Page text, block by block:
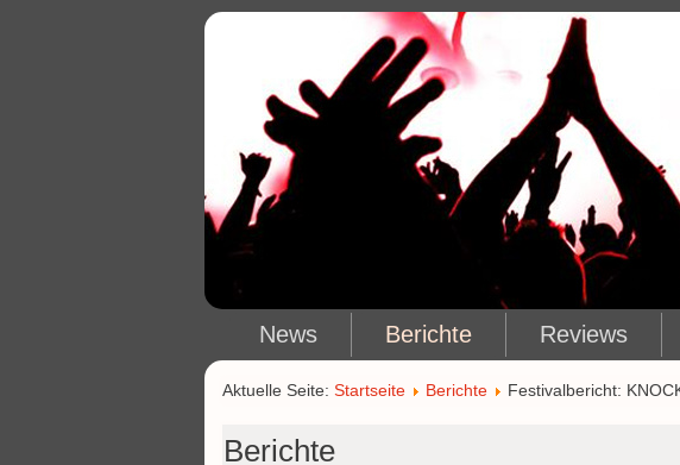
News Berichte Reviews
Aktuelle Seite: Startseite Berichte Festivalbericht:
Berichte